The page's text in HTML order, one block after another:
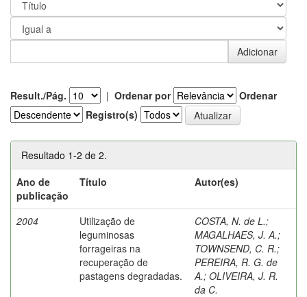
Result./Pág. | Ordenar por
Ordenar
Registro(s)
Resultado 1-2 de 2.
Ano de
publicação
Título Autor(es)
2004
Utilização de
leguminosas
forrageiras na
recuperação de
pastagens degradadas.
COSTA, N. de L.;
MAGALHAES, J. A.;
TOWNSEND, C. R.;
PEREIRA, R. G. de
A.; OLIVEIRA, J. R.
da C.